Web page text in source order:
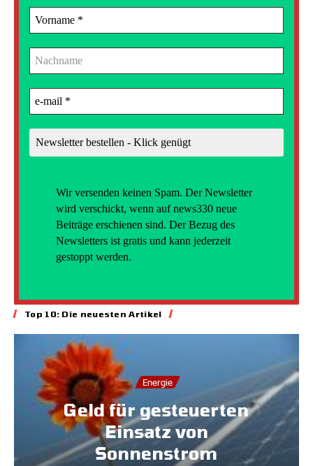
Wir versenden keinen Spam. Der Newsletter
wird verschickt, wenn auf news330 neue
Beiträge erschienen sind. Der Bezug des
Newsletters ist gratis und kann jederzeit
gestoppt werden.
Top 10: Die neuesten Artikel
Energie
Geld für gesteuerten
Einsatz von
Sonnenstrom